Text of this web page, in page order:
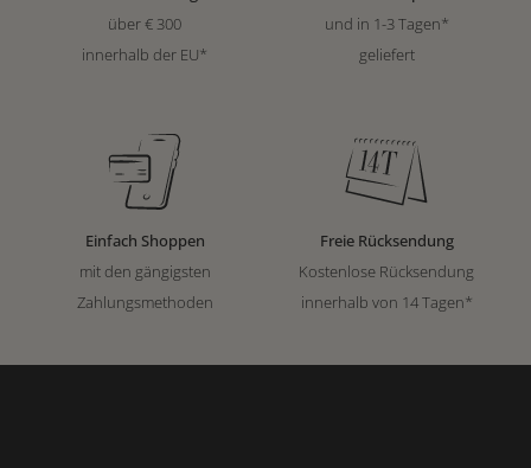
über € 300
innerhalb der EU*
und in 1-3 Tagen*
geliefert
Einfach Shoppen
mit den gängigsten
Zahlungsmethoden
Freie Rücksendung
Kostenlose Rücksendung
innerhalb von 14 Tagen*